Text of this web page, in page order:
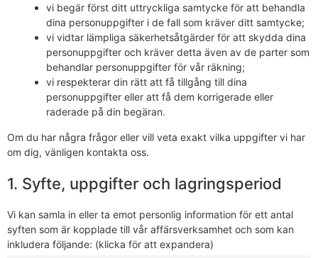
vi begär först ditt uttryckliga samtycke för att behandla
dina personuppgifter i de fall som kräver ditt samtycke;
vi vidtar lämpliga säkerhetsåtgärder för att skydda dina
personuppgifter och kräver detta även av de parter som
behandlar personuppgifter för vår räkning;
vi respekterar din rätt att få tillgång till dina
personuppgifter eller att få dem korrigerade eller
raderade på din begäran.
Om du har några frågor eller vill veta exakt vilka uppgifter vi har
om dig, vänligen kontakta oss.
1. Syfte, uppgifter och lagringsperiod
Vi kan samla in eller ta emot personlig information för ett antal
syften som är kopplade till vår affärsverksamhet och som kan
inkludera följande: (klicka för att expandera)